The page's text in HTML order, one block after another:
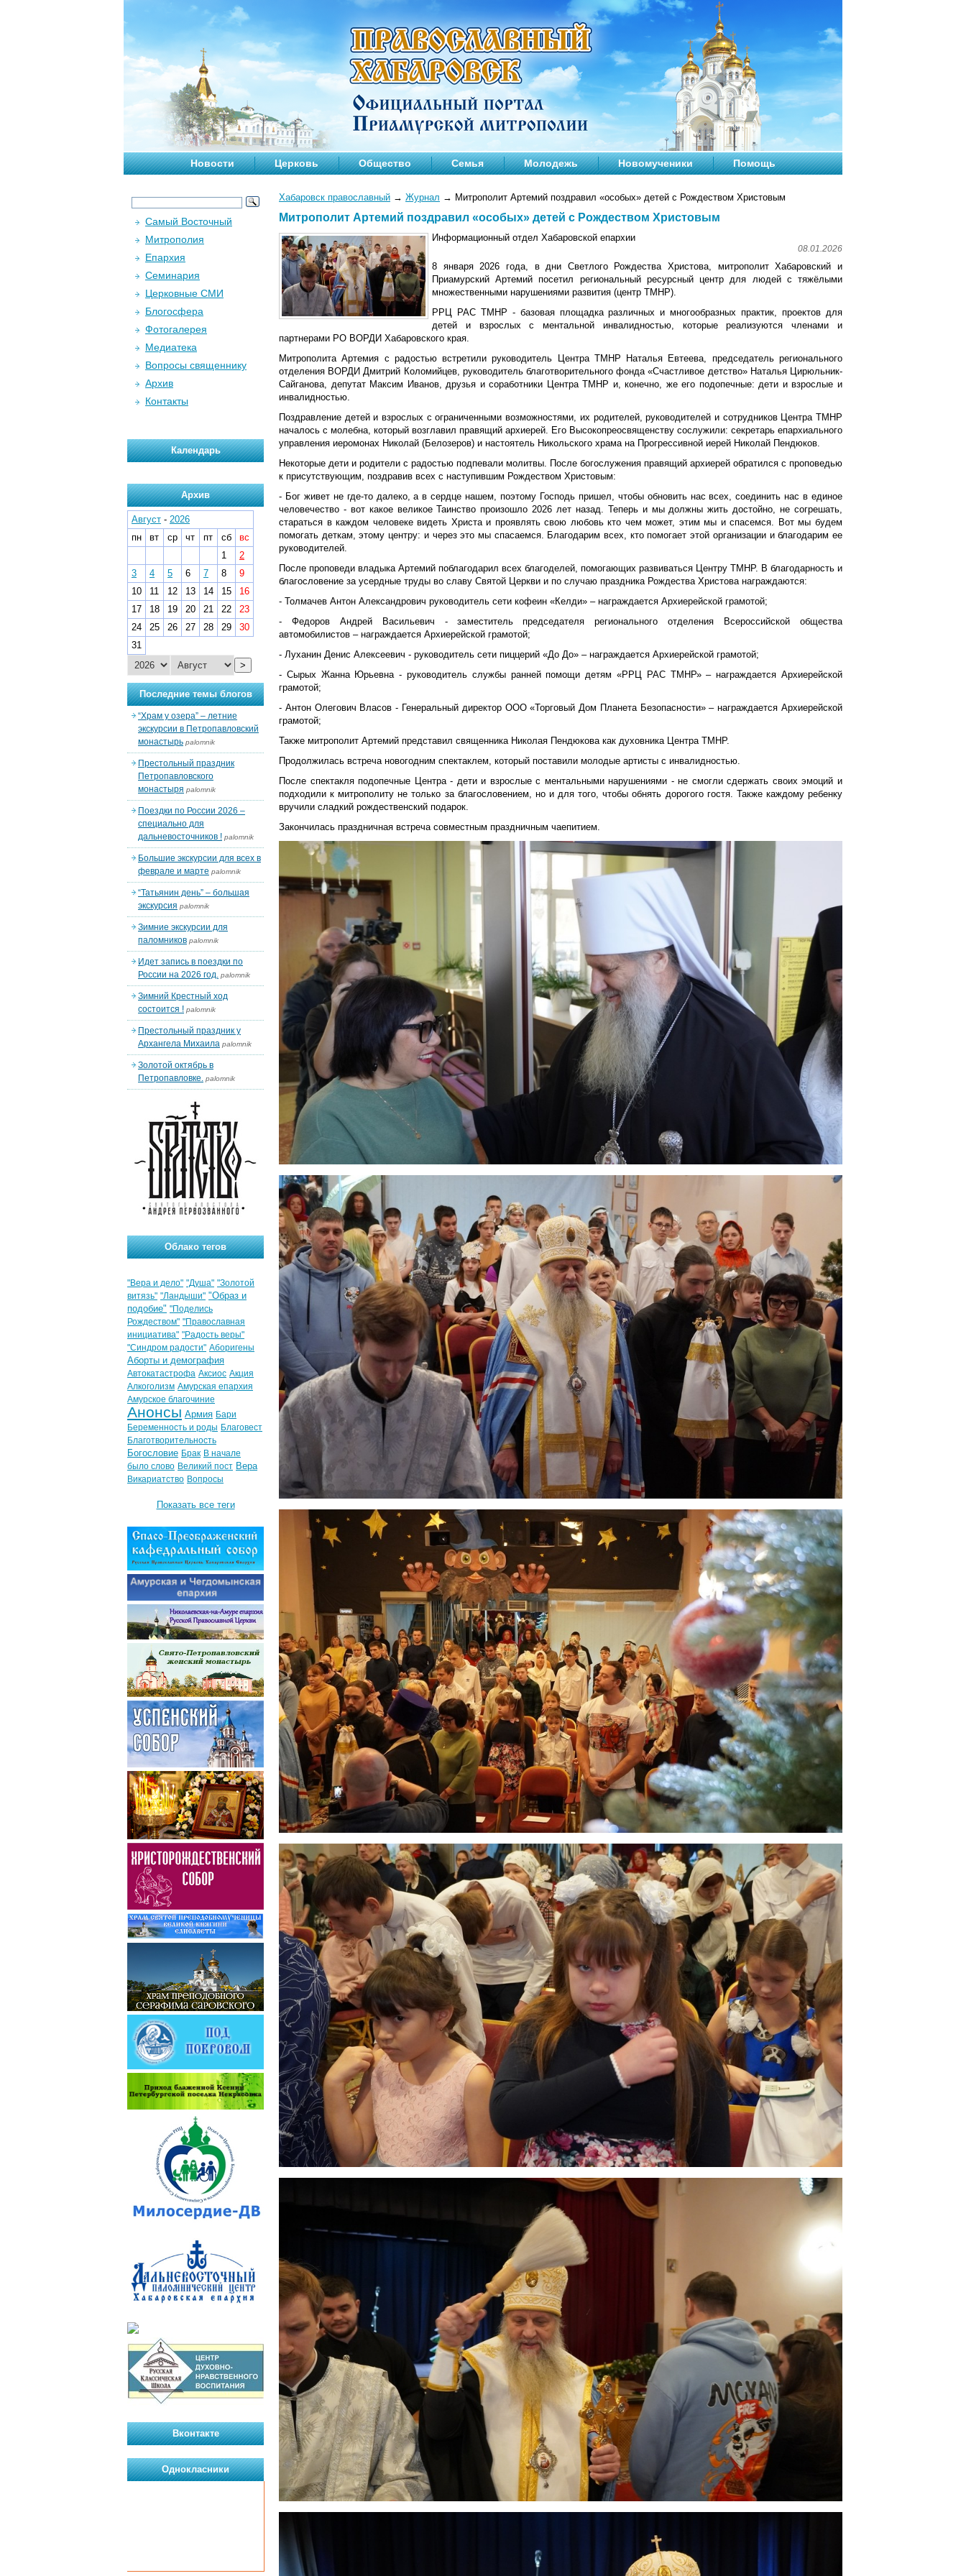
Новости Церковь Общество Семья Молодежь Новомученики Помощь
Хабаровск православный → Журнал → Митрополит Артемий поздравил «особых» детей с Рождеством Христовым
Митрополит Артемий поздравил «особых» детей с Рождеством Христовым
Информационный отдел Хабаровской епархии
08.01.2026
8 января 2026 года, в дни Светлого Рождества Христова, митрополит Хабаровский и
Приамурский Артемий посетил региональный ресурсный центр для людей с тяжёлыми
множественными нарушениями развития (центр ТМНР).
РРЦ РАС ТМНР - базовая площадка различных и многообразных практик, проектов для
детей и взрослых с ментальной инвалидностью, которые реализуются членами и
партнерами РО ВОРДИ Хабаровского края.
Митрополита Артемия с радостью встретили руководитель Центра ТМНР Наталья Евтеева, председатель регионального
отделения ВОРДИ Дмитрий Коломийцев, руководитель благотворительного фонда «Счастливое детство» Наталья Цирюльник-
Сайганова, депутат Максим Иванов, друзья и соработники Центра ТМНР и, конечно, же его подопечные: дети и взрослые и
инвалидностью.
Поздравление детей и взрослых с ограниченными возможностями, их родителей, руководителей и сотрудников Центра ТМНР
началось с молебна, который возглавил правящий архиерей. Его Высокопреосвященству сослужили: секретарь епархиального
управления иеромонах Николай (Белозеров) и настоятель Никольского храма на Прогрессивной иерей Николай Пендюков.
Некоторые дети и родители с радостью подпевали молитвы. После богослужения правящий архиерей обратился с проповедью
к присутствующим, поздравив всех с наступившим Рождеством Христовым:
- Бог живет не где-то далеко, а в сердце нашем, поэтому Господь пришел, чтобы обновить нас всех, соединить нас в единое
человечество - вот какое великое Таинство произошло 2026 лет назад. Теперь и мы должны жить достойно, не согрешать,
стараться в каждом человеке видеть Христа и проявлять свою любовь кто чем может, этим мы и спасемся. Вот мы будем
помогать деткам, этому центру: и через это мы спасаемся. Благодарим всех, кто помогает этой организации и благодарим ее
руководителей.
После проповеди владыка Артемий поблагодарил всех благоделей, помогающих развиваться Центру ТМНР. В благодарность и
благословение за усердные труды во славу Святой Церкви и по случаю праздника Рождества Христова награждаются:
- Толмачев Антон Александрович руководитель сети кофеин «Келди» – награждается Архиерейской грамотой;
- Федоров Андрей Васильевич - заместитель председателя регионального отделения Всероссийской общества
автомобилистов – награждается Архиерейской грамотой;
- Луханин Денис Алексеевич - руководитель сети пиццерий «До До» – награждается Архиерейской грамотой;
- Сырых Жанна Юрьевна - руководитель службы ранней помощи детям «РРЦ РАС ТМНР» – награждается Архиерейской
грамотой;
- Антон Олегович Власов - Генеральный директор ООО «Торговый Дом Планета Безопасности» – награждается Архиерейской
грамотой;
Также митрополит Артемий представил священника Николая Пендюкова как духовника Центра ТМНР.
Продолжилась встреча новогодним спектаклем, который поставили молодые артисты с инвалидностью.
После спектакля подопечные Центра - дети и взрослые с ментальными нарушениями - не смогли сдержать своих эмоций и
подходили к митрополиту не только за благословением, но и для того, чтобы обнять дорогого гостя. Также каждому ребенку
вручили сладкий рождественский подарок.
Закончилась праздничная встреча совместным праздничным чаепитием.
Самый Восточный
Митрополия
Епархия
Семинария
Церковные СМИ
Блогосфера
Фотогалерея
Медиатека
Вопросы священнику
Архив
Контакты
Календарь
Архив
Август - 2026
пн
вт ср чт пт сб
вс
1
2
3
4 5 6 7 8
9
10
11 12 13 14 15
16
17
18 19 20 21 22
23
24
25 26 27 28 29
30
31
>
Последние темы блогов
“Храм у озера” – летние
экскурсии в Петропавловский
монастырь palomnik
Престольный праздник
Петропавловского
монастыря palomnik
Поездки по России 2026 –
специально для
дальневосточников ! palomnik
Большие экскурсии для всех в
феврале и марте palomnik
“Татьянин день” – большая
экскурсия palomnik
Зимние экскурсии для
паломников palomnik
Идет запись в поездки по
России на 2026 год. palomnik
Зимний Крестный ход
состоится ! palomnik
Престольный праздник у
Архангела Михаила palomnik
Золотой октябрь в
Петропавловке. palomnik
Облако тегов
"Вера и дело" "Душа" "Золотой
витязь" "Ландыши" "Образ и
подобие" "Поделись
Рождеством" "Православная
инициатива" "Радость веры"
"Синдром радости" Аборигены
Аборты и демография
Автокатастрофа Аксиос Акция
Алкоголизм Амурская епархия
Амурское благочиние
Анонсы Армия Бари
Беременность и роды Благовест
Благотворительность
Богословие Брак В начале
было слово Великий пост Вера
Викариатство Вопросы
Показать все теги
Вконтакте
Однокласники